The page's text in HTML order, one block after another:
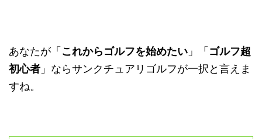
あなたが「 これからゴルフを始めたい 」「 ゴルフ超
初心者 」ならサンクチュアリゴルフが一択と言えま
すね。